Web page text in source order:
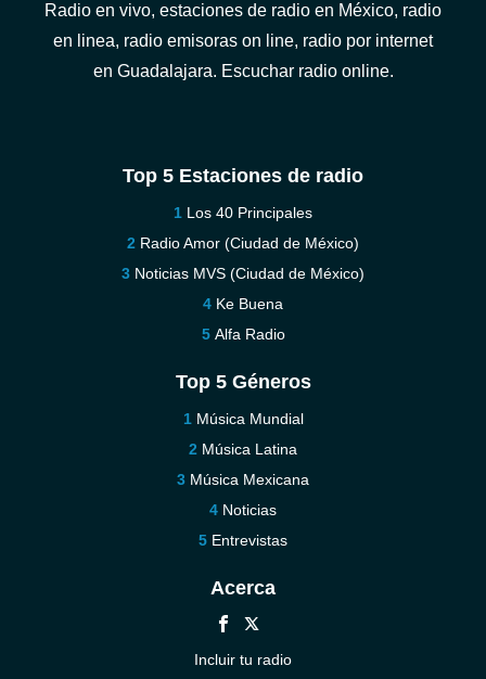
Radio en vivo, estaciones de radio en México, radio
en linea, radio emisoras on line, radio por internet
en Guadalajara. Escuchar radio online.
Top 5 Estaciones de radio
Los 40 Principales
Radio Amor (Ciudad de México)
Noticias MVS (Ciudad de México)
Ke Buena
Alfa Radio
Top 5 Géneros
Música Mundial
Música Latina
Música Mexicana
Noticias
Entrevistas
Acerca
Incluir tu radio